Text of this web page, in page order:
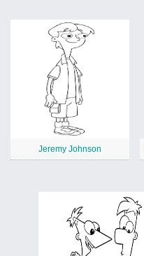
Jeremy Johnson